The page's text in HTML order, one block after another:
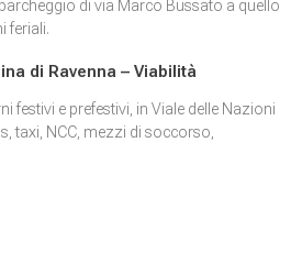
di via Marco Bussato a quello
feriali.
di Ravenna – Viabilità
festivi e prefestivi, in Viale delle Nazioni
taxi, NCC, mezzi di soccorso,